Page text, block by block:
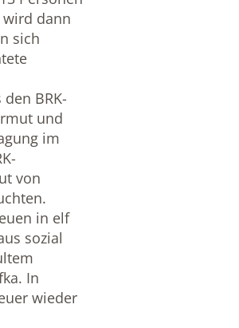
wird dann
sich
BRK-
und
im
von
in elf
sozial
In
wieder